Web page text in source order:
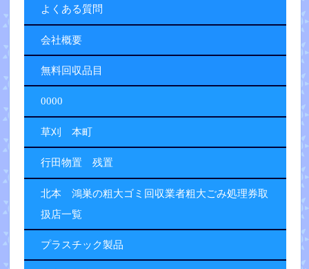
よくある質問
会社概要
無料回収品目
0000
草刈 本町
行田物置 残置
北本 鴻巣の粗大ゴミ回収業者粗大ごみ処理券取
扱店一覧
プラスチック製品